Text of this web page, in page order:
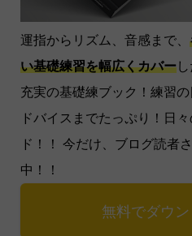
運指からリズム、音感まで、
い基礎練習を幅広くカバーし
充実の基礎練ブック！練習
ドバイスまでたっぷり！日
ド！！ 今だけ、ブログ読者
中！！
無料でダウ